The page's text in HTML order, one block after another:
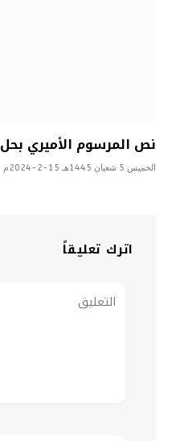
نص المرسوم الأميري
الخميس 5 شعبان 1445هـ 15-2-2024م
اترك تعليقاً